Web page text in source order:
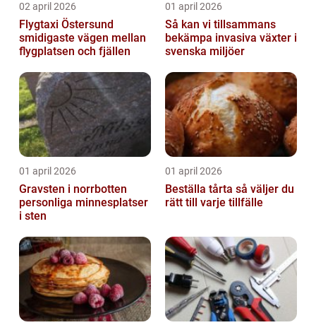
02 april 2026
Flygtaxi Östersund
smidigaste vägen mellan
flygplatsen och fjällen
01 april 2026
Så kan vi tillsammans
bekämpa invasiva växter i
svenska miljöer
01 april 2026
Gravsten i norrbotten
personliga minnesplatser
i sten
01 april 2026
Beställa tårta så väljer du
rätt till varje tillfälle